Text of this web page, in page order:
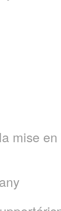
mise